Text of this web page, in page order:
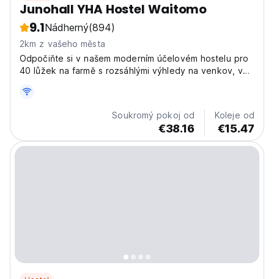
Junohall YHA Hostel Waitomo
9.1Nádherný(894)
2km z vašeho města
Odpočiňte si v našem moderním účelovém hostelu pro
40 lůžek na farmě s rozsáhlými výhledy na venkov, v
water a hned vedle centra Waitomo Adventure.
Soukromý pokoj od
€38.16
Koleje od
€15.47